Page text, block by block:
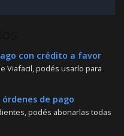
con crédito a favor
Viafacil, podés usarlo para
de pago
podés abonarlas todas